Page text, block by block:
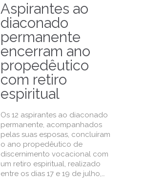
Aspirantes ao
diaconado
permanente
encerram ano
propedêutico
com retiro
espiritual
Os 12 aspirantes ao diaconado
permanente, acompanhados
pelas suas esposas, concluíram
o ano propedêutico de
discernimento vocacional com
um retiro espiritual, realizado
entre os dias 17 e 19 de julho,…